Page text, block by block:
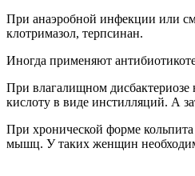
При анаэробной инфекции или
клотримазол, терпсинан.
Иногда применяют
При влагалищном
кислоту в виде инстилляций. А
При хронической форме
мышц. У таких женщин